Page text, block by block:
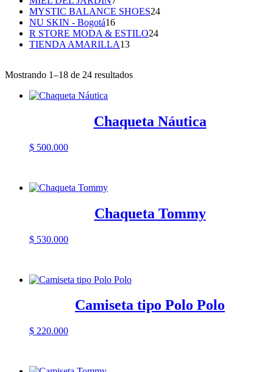
productos
MYSTIC BALANCE SHOES2424
NU SKIN - Bogotá1616
productos
R STORE MODA & ESTILO2424
TIENDA AMARILLA1313
Mostrando 1–18 de 24 resultados
Chaqueta Náutica
$ 500.000
Chaqueta Tommy
$ 530.000
Camiseta tipo Polo Polo
$ 220.000